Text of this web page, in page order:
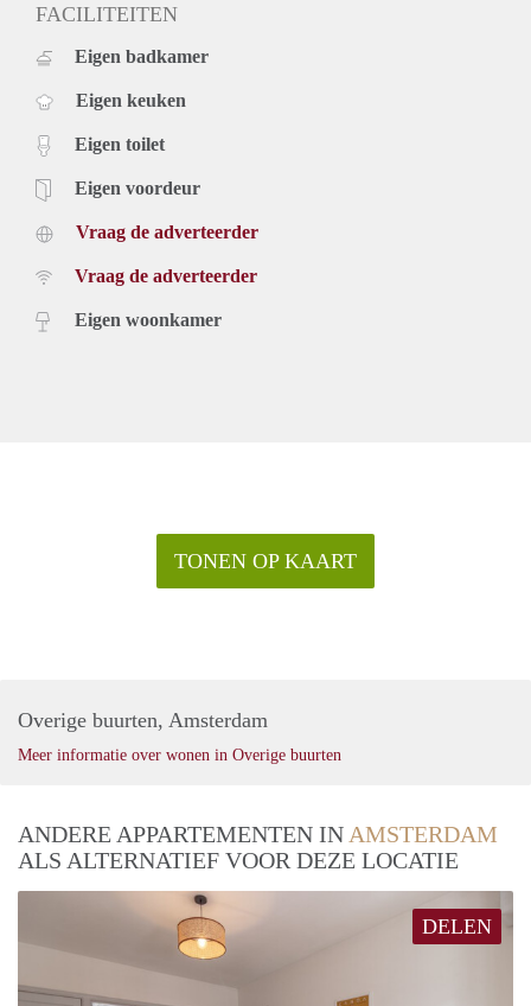
FACILITEITEN
Eigen badkamer
Eigen keuken
Eigen toilet
Eigen voordeur
Vraag de adverteerder
Vraag de adverteerder
Eigen woonkamer
TONEN OP KAART
Overige buurten, Amsterdam
Meer informatie over wonen in Overige buurten
ANDERE APPARTEMENTEN IN AMSTERDAM
ALS ALTERNATIEF VOOR DEZE LOCATIE
DELEN